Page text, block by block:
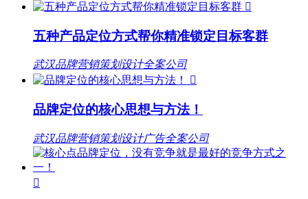

五种产品定位方式帮你精准锁定目标客群
武汉品牌营销策划设计全案公司

品牌定位的核心思想与方法！
武汉品牌营销策划设计广告全案公司
